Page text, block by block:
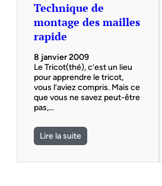
Technique de
montage des mailles
rapide
8 janvier 2009
Le Tricot(thé), c’est un lieu
pour apprendre le tricot,
vous l’aviez compris. Mais ce
que vous ne savez peut-être
pas,…
Lire la suite